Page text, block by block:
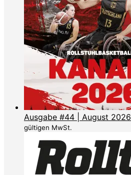
Ausgabe #44 | August 2026
gültigen MwSt.